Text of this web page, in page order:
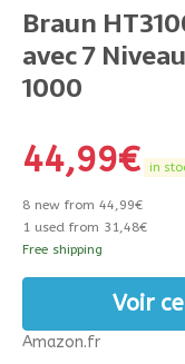
Braun
avec 7
1000
44,99€ in
8 new from 44,99€
1 used from 31,48€
Free shipping
Voir
Amazon.fr